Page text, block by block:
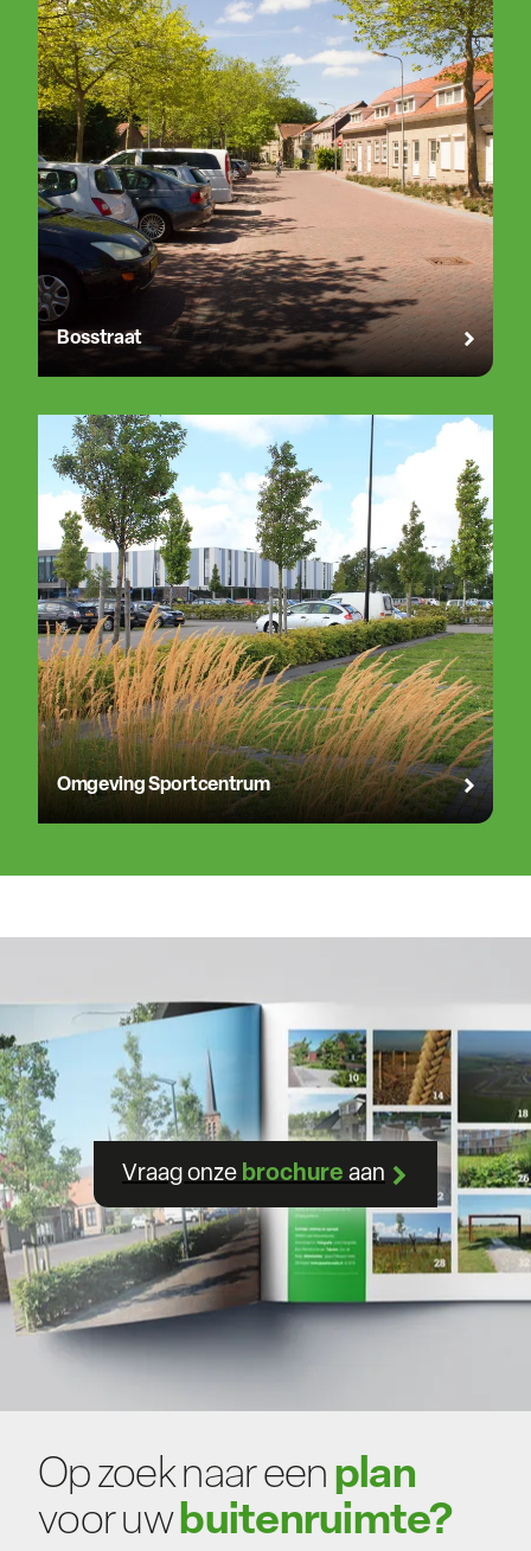
Bosstraat
Omgeving Sportcentrum
Vraag onze brochure aan
Op zoek naar een plan
voor uwbuitenruimte?